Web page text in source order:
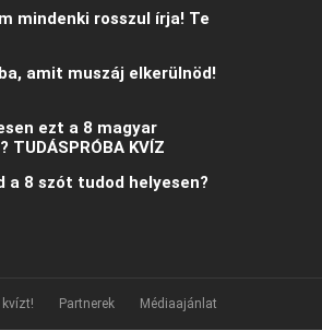
mindenki rosszul írja! Te
amit muszáj elkerülnöd!
ezt a 8 magyar
KVÍZ
a 8 szót tudod helyesen?
kvízt! Partnerek Médiaajánlat